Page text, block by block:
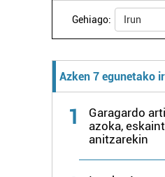
Webgune honek cookie
zerbitzuak hobetzeko
baliatzen gara. Ohar hau
Gehiago: Irun
Azken 7 egunetako
1
Garagardo
azoka,
anitzarekin